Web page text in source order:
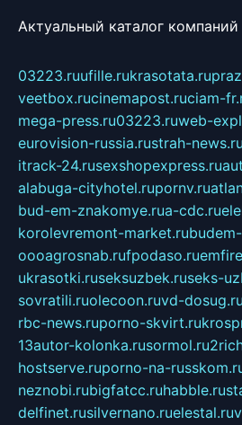
Актуальный каталог
03223.ruufille.rukrasotata.ru
veetbox.rucinemapost.ruciam-
mega-press.ru03223.ruweb-
eurovision-russia.rustrah-news.ru
itrack-24.rusexshopexpress.ru
alabuga-cityhotel.rupornv.ru
bud-em-znakomye.rua-cdc.ru
korolevremont-market.ru
oooagrosnab.rufpodaso.ru
ukrasotki.ruseksuzbek.ruseks-
sovratili.ruolecoon.ruvd-dosug.ru
rbc-news.ruporno-skvirt.ru
13autor-kolonka.rusormol.ru
hostserve.ruporno-na-
neznobi.rubigfatcc.ruhabble.ru
delfinet.rusilvernano.ruelestal.ru